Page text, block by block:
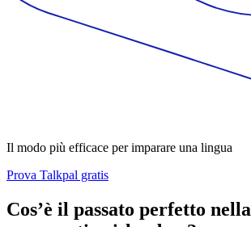
Il modo più efficace per imparare una lingua
Prova Talkpal gratis
Cos’è il passato perfetto nella